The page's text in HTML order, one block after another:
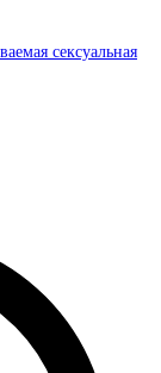
сексуальная